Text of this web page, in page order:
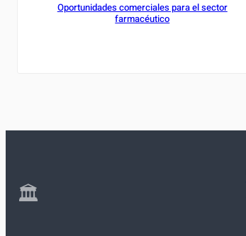
Oportunidades comerciales para el sector
farmacéutico
🏛